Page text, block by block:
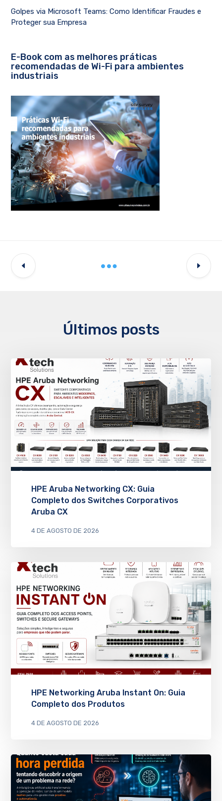
Golpes via Microsoft Teams: Como Identificar Fraudes e
Proteger sua Empresa
E-Book com as melhores práticas
recomendadas de Wi-Fi para ambientes
industriais
Últimos posts
HPE Aruba Networking CX: Guia
Completo dos Switches Corporativos
Aruba CX
4 DE AGOSTO DE 2026
HPE Networking Aruba Instant On: Guia
Completo dos Produtos
4 DE AGOSTO DE 2026